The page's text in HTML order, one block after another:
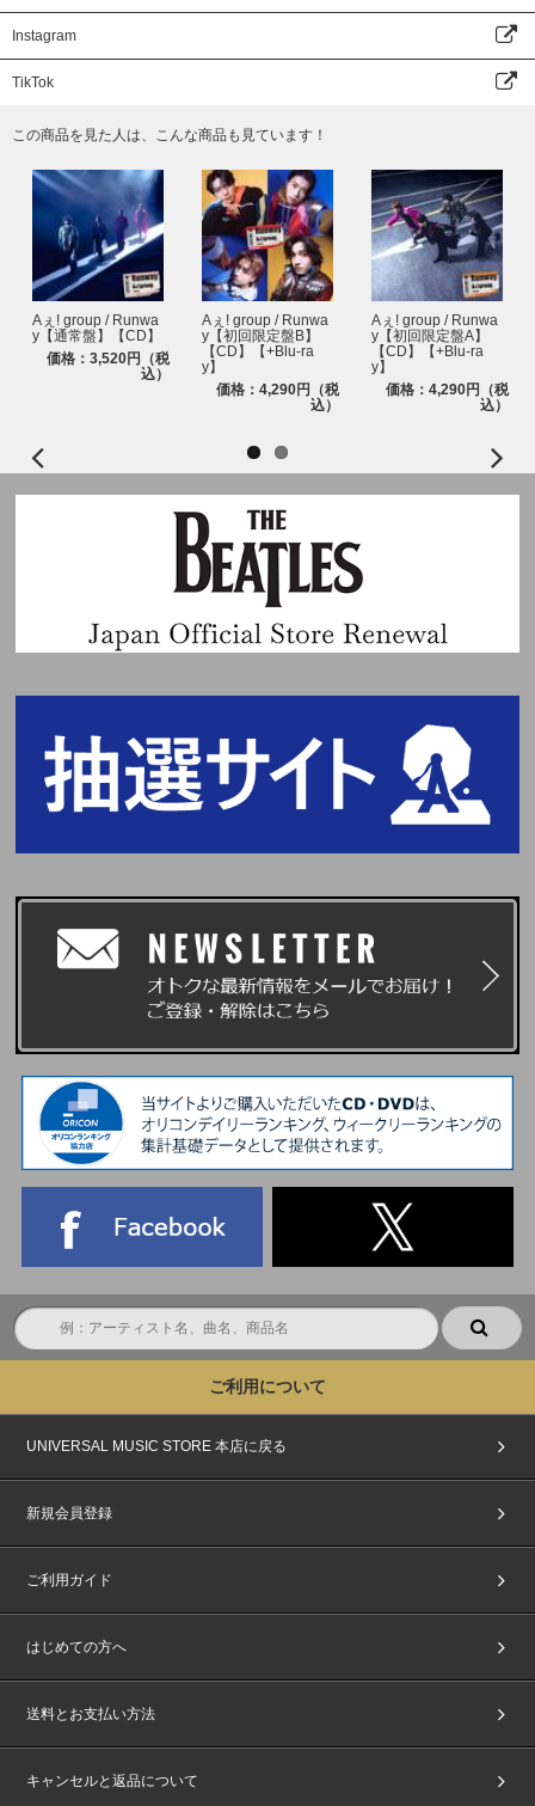
Instagram
TikTok
この商品を見た人は、こんな商品も見ています！
Aぇ! group / Runwa
y【通常盤】【CD】
価格：3,520円（税
込）
Aぇ! group / Runwa
y【初回限定盤B】
【CD】【+Blu-ra
y】
価格：4,290円（税
込）
Aぇ! group / Runwa
y【初回限定盤A】
【CD】【+Blu-ra
y】
価格：4,290円（税
込）
ご利用について
UNIVERSAL MUSIC STORE 本店に戻る
新規会員登録
ご利用ガイド
はじめての方へ
送料とお支払い方法
キャンセルと返品について